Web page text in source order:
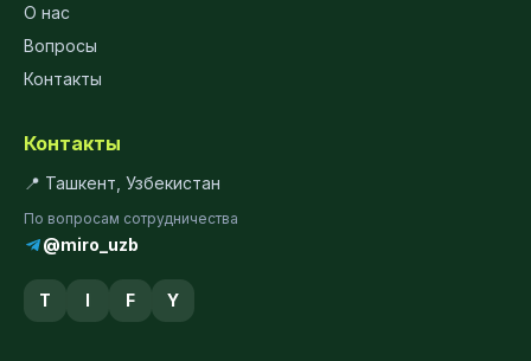
О нас
Вопросы
Контакты
Контакты
📍 Ташкент, Узбекистан
По вопросам сотрудничества
@miro_uzb
T I F Y